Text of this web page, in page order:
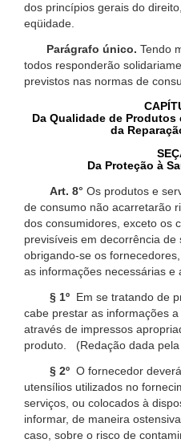
dos princípios gerais do
eqüidade.
Parágrafo único. Tendo
todos responderão
previstos nas normas de
Da Qualidade de Produtos
da
Da Proteção à
Art. 8° Os produtos e
de consumo não acarretarão
dos consumidores, exceto os
previsíveis em decorrência de
obrigando-se os
as informações necessárias e
§ 1º Em se tratando de
cabe prestar as informações
através de impressos
produto. (Redação dada pela
§ 2º O fornecedor
utensílios utilizados no
serviços, ou colocados à
informar, de maneira
caso, sobre o risco de